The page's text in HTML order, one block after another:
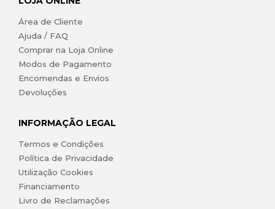
Área de Cliente
Ajuda / FAQ
Comprar na Loja Online
Modos de Pagamento
Encomendas e Envios
Devoluções
INFORMAÇÃO LEGAL
Termos e Condições
Política de Privacidade
Utilização Cookies
Financiamento
Livro de Reclamações